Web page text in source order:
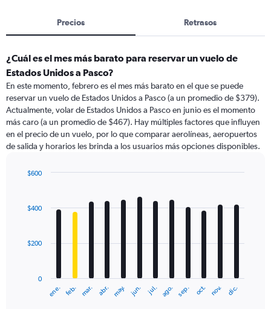
Precios Retrasos
¿Cuál es el mes más barato para reservar un vuelo de
Estados Unidos a Pasco?
En este momento, febrero es el mes más barato en el que se puede
reservar un vuelo de Estados Unidos a Pasco (a un promedio de $379).
Actualmente, volar de Estados Unidos a Pasco en junio es el momento
más caro (a un promedio de $467). Hay múltiples factores que influyen
en el precio de un vuelo, por lo que comparar aerolíneas, aeropuertos
de salida y horarios les brinda a los usuarios más opciones disponibles.
with
12
The
ene. feb. mar. abr. may. jun. jul. ago. sep. oct. nov. dic.
0
$200
$400
$600